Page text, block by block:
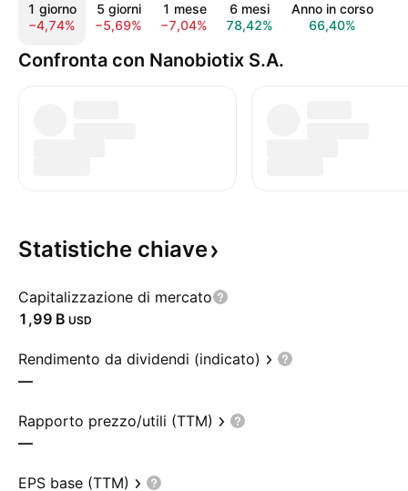
1 giorno
−4,74%
5 giorni
−5,69%
1 mese
−7,04%
6 mesi
78,42%
Anno in corso
66,40%
Confronta con Nanobiotix S.A.
Statistiche chiave
Capitalizzazione di mercato
‪1,99 B‬ USD
Rendimento da dividendi (indicato)
—
Rapporto prezzo/utili (TTM)
—
EPS base (TTM)